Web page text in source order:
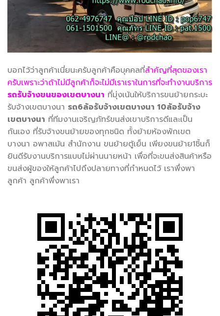
บอกไว้ว่าลูกค้าเนี่ยนะครับลูกค้าคือบุคคลที่สำคัญที่สุดของเรา
ครับเพราะว่าถ้าไม่มีลูกค้าก็จะไม่มีเราเราในการที่จะทำงานบริการ
รถรับจ้างขนของเขตบางนา ที่มุ่งเน้นให้บริการขนย้ายกระบะ
รับจ้างเขตบางนา รถ6ล้อรับจ้างเขตบางนา 10ล้อรับจ้าง
เขตบางนา ที่ทีมงานเจริญภัทร์ขนส่งเขาบริการดีและเป็น
กันเอง ที่รับจ้างขนย้ายของทุกชนิด ทั้งย้ายห้องพักเขต
บางนา อพาสเม้น สำนักงาน ขนย้ายตู้เย็น เพียงขนย้าย1ชิ้นก็
ยินดีรับงานบริการแบบไม่ผ่านนายหน้า เพื่อที่จะขนส่งสินค้าหรือ
ขนส่งผู้ของให้ลูกค้าไปถึงปลายทางที่กำหนดไว้ เราพึ่งพา
ลูกค้า ลูกค้าพึ่งพาเรา